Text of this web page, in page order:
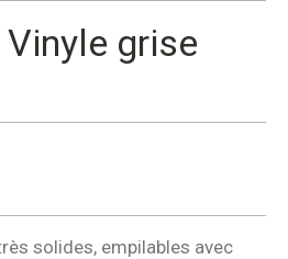
grise
solides, empilables avec